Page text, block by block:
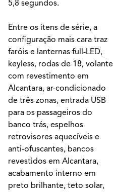
5,8 segundos.
Entre os itens de série, a
configuração mais cara traz
faróis e lanternas full-LED,
keyless, rodas de 18, volante
com revestimento em
Alcantara, ar-condicionado
de três zonas, entrada USB
para os passageiros do
banco trás, espelhos
retrovisores aquecíveis e
anti-ofuscantes, bancos
revestidos em Alcantara,
acabamento interno em
preto brilhante, teto solar,